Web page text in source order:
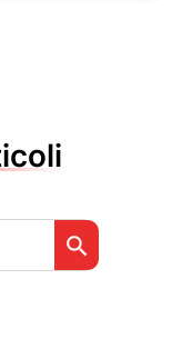
Search Button